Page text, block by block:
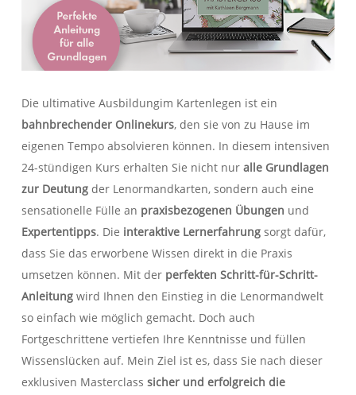
Die ultimative Ausbildungim Kartenlegen ist ein
bahnbrechender Onlinekurs, den sie von zu Hause im
eigenen Tempo absolvieren können. In diesem intensiven
24-stündigen Kurs erhalten Sie nicht nur alle Grundlagen
zur Deutung der Lenormandkarten, sondern auch eine
sensationelle Fülle an praxisbezogenen Übungen und
Expertentipps. Die interaktive Lernerfahrung sorgt dafür,
dass Sie das erworbene Wissen direkt in die Praxis
umsetzen können. Mit der perfekten Schritt-für-Schritt-
Anleitung wird Ihnen den Einstieg in die Lenormandwelt
so einfach wie möglich gemacht. Doch auch
Fortgeschrittene vertiefen Ihre Kenntnisse und füllen
Wissenslücken auf. Mein Ziel ist es, dass Sie nach dieser
exklusiven Masterclass sicher und erfolgreich die